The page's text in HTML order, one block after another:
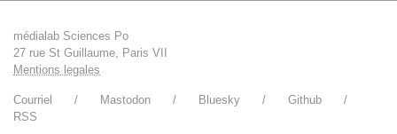
médialab Sciences Po
27 rue St Guillaume, Paris VII
Mentions legales
Courriel Mastodon Bluesky
Github
RSS